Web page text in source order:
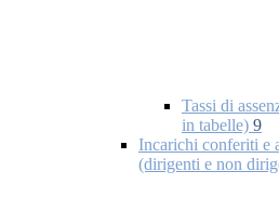
Tassi di
in tabelle) 9
Incarichi conferiti e
(dirigenti e non